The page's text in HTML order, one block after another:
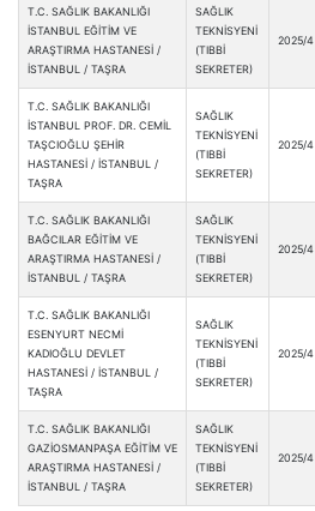
T.C. SAĞLIK BAKANLIĞI
İSTANBUL EĞİTİM VE
ARAŞTIRMA HASTANESİ /
İSTANBUL / TAŞRA
SAĞLIK
TEKNİSYENİ
(TIBBİ
SEKRETER)
2025/4
T.C. SAĞLIK BAKANLIĞI
İSTANBUL PROF. DR. CEMİL
TAŞCIOĞLU ŞEHİR
HASTANESİ / İSTANBUL /
TAŞRA
SAĞLIK
TEKNİSYENİ
(TIBBİ
SEKRETER)
2025/4
T.C. SAĞLIK BAKANLIĞI
BAĞCILAR EĞİTİM VE
ARAŞTIRMA HASTANESİ /
İSTANBUL / TAŞRA
SAĞLIK
TEKNİSYENİ
(TIBBİ
SEKRETER)
2025/4
T.C. SAĞLIK BAKANLIĞI
ESENYURT NECMİ
KADIOĞLU DEVLET
HASTANESİ / İSTANBUL /
TAŞRA
SAĞLIK
TEKNİSYENİ
(TIBBİ
SEKRETER)
2025/4
T.C. SAĞLIK BAKANLIĞI
GAZİOSMANPAŞA EĞİTİM VE
ARAŞTIRMA HASTANESİ /
İSTANBUL / TAŞRA
SAĞLIK
TEKNİSYENİ
(TIBBİ
SEKRETER)
2025/4